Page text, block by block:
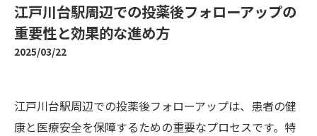
江戸川台駅周辺での投薬後フォローアップの
重要性と効果的な進め方
2025/03/22
江戸川台駅周辺での投薬後フォローアップは、患者の健
康と医療安全を保障するための重要なプロセスです。特